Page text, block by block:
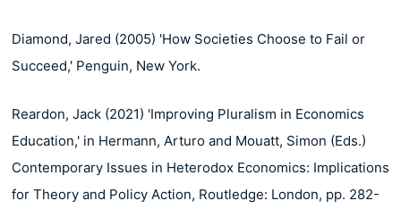
Diamond, Jared (2005) 'How Societies Choose to Fail or
Succeed,' Penguin, New York.
Reardon, Jack (2021) 'Improving Pluralism in Economics
Education,' in Hermann, Arturo and Mouatt, Simon (Eds.)
Contemporary Issues in Heterodox Economics: Implications
for Theory and Policy Action, Routledge: London, pp. 282-